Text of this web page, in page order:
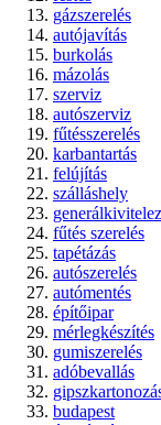
gázszerelés
autójavítás
burkolás
mázolás
szerviz
autószerviz
fűtésszerelés
karbantartás
felújítás
szálláshely
fűtés szerelés
tapétázás
autószerelés
autómentés
építőipar
mérlegkészítés
gumiszerelés
adóbevallás
budapest